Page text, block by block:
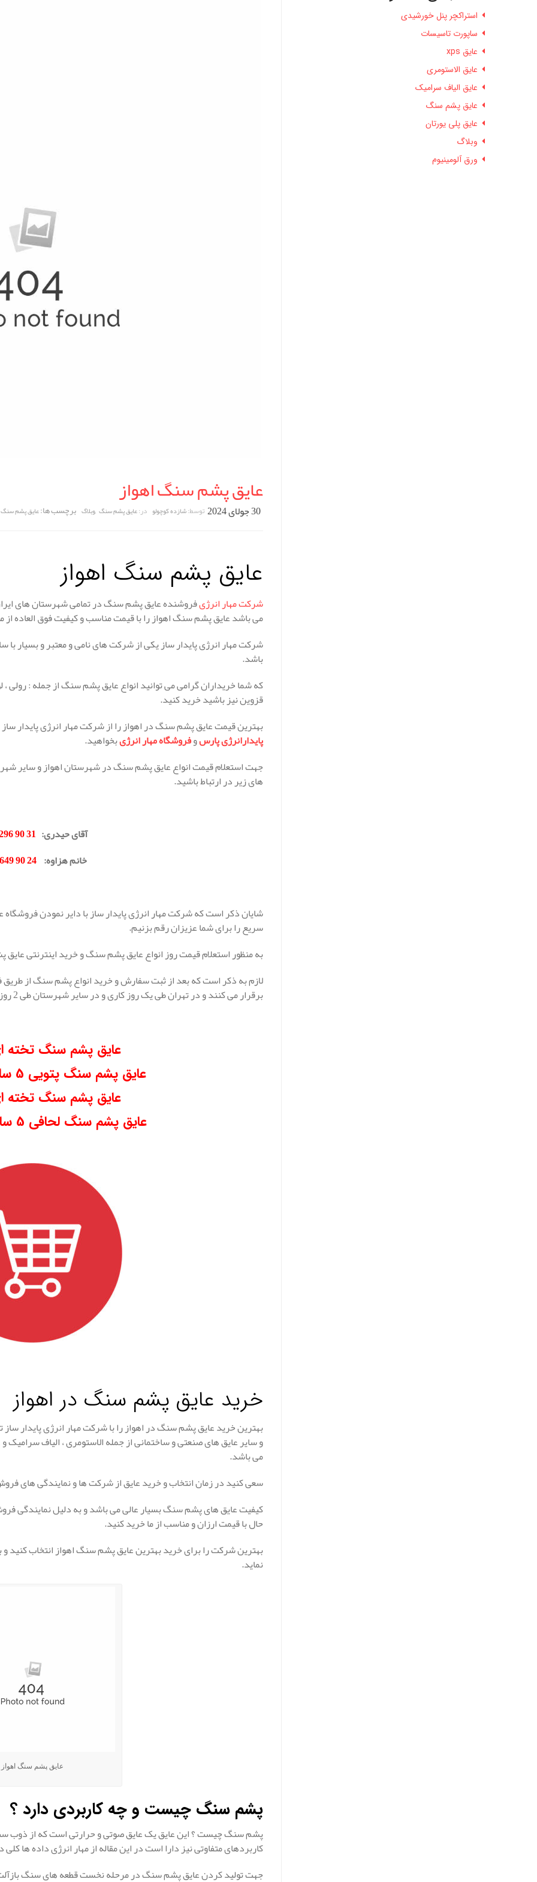
عایق پشم سنگ اهواز
30 جولای 2024 توسط:شازده کوچولو در:عایق پشم سنگ ,وبلاگ برچسب ها:عایق پشم سنگ
عایق پشم سنگ اهواز
شرکت مهار انرژیفروشنده عایق پشم سنگ در تمامی شهرستان های
می باشد عایق پشم سنگ اهواز را با قیمت مناسب و کیفیت فوق العاده از
شرکت مهار انرژی پایدار ساز یکی از شرکت های نامی و معتبر و بسیار
باشد.
که شما خریداران گرامی می توانید انواع عایق پشم سنگ از جمله : رولی ،
قزوین نیز باشید خرید کنید.
بهترین قیمت عایق پشم سنگ در اهواز را از شرکت مهار انرژی پایدار
پایدارانرژی پارسوفروشگاه مهار انرژیبخواهید.
جهت استعلام قیمت انواع عایق پشم سنگ در شهرستان اهواز و سایر
های زیر در ارتباط باشید.
آقای حیدری:31 90 296 0912
خانم هزاوه: 24 90 649 0902
شایان ذکر است که شرکت مهار انرژی پایدار ساز با دایر نمودن
سریع را برای شما عزیزان رقم بزنیم.
به منظور استعلام قیمت روز انواع عایق پشم سنگ و خرید اینترنتی
لازم به ذکر است که بعد از ثبت سفارش و خرید انواع پشم سنگ از
برقرار می کنند و در تهران طی یک روز کاری و در سایر شهرستان طی 2 روز کاری برای شما ارسال می گردد.
عایق پشم سنگ تخته ای 5
عایق پشم سنگ پتویی 5 سانت دانسیته 80
عایق پشم سنگ تخته ای 3
عایق پشم سنگ لحافی 5 سانت دانسیته 30
خرید عایق پشم سنگ در اهواز
بهترین خرید عایق پشم سنگ در اهواز را با شرکت مهار انرژی پایدار
و سایر عایق های صنعتی و ساختمانی از جمله الاستومری ، الیاف
می باشد.
سعی کنید در زمان انتخاب و خرید عایق از شرکت ها و نمایندگی های
کیفیت عایق های پشم سنگ بسیار عالی می باشد و به دلیل نمایندگی
حال با قیمت ارزان و مناسب از ما خرید کنید.
بهترین شرکت را برای خرید بهترین عایق پشم سنگ اهواز انتخاب کنید
نماید.
عایق پشم سنگ اهواز
پشم سنگ چیست و چه کاربردی دارد ؟
پشم سنگ چیست ؟ این عایق یک عایق صوتی و حرارتی است که از ذوب
کاربردهای متفاوتی نیز دارا است در این مقاله از مهار انرژی داده ها
جهت تولید کردن عایق پشم سنگ در مرحله نخست قطعه های سنگ
استراکچر پنل خورشیدی
ساپورت تاسیسات
عایق xps
عایق الاستومری
عایق الیاف سرامیک
عایق پشم سنگ
عایق پلی یورتان
وبلاگ
ورق آلومینیوم